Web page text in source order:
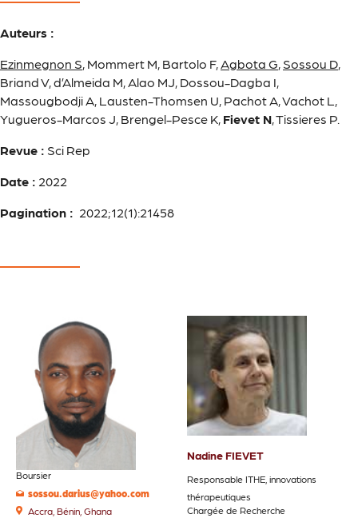
Auteurs :
Ezinmegnon S, Mommert M, Bartolo F, Agbota G, Sossou D,
Briand V, d’Almeida M, Alao MJ, Dossou-Dagba I,
Massougbodji A, Lausten-Thomsen U, Pachot A, Vachot L,
Yugueros-Marcos J, Brengel-Pesce K, Fievet N, Tissieres P.
Revue : Sci Rep
Date : 2022
Pagination : 2022;12(1):21458
Darius SOSSOU
Boursier
sossou.darius@yahoo.com
Accra, Bénin, Ghana
Nadine FIEVET
Responsable ITHE, innovations
thérapeutiques
Chargée de Recherche